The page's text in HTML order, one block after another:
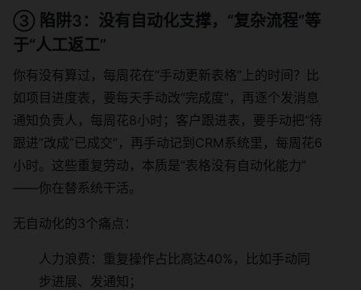
③ 陷阱3：没有自动化支撑，“复杂流程”等
于“人工返工”
你有没有算过，每周花在“手动更新表格”上的时间？比
如项目进度表，要每天手动改“完成度”，再逐个发消息
通知负责人，每周花8小时；客户跟进表，要手动把“待
跟进”改成“已成交”，再手动记到CRM系统里，每周花6
小时。这些重复劳动，本质是“表格没有自动化能力”
——你在替系统干活。
无自动化的3个痛点：
人力浪费：重复操作占比高达40%，比如手动同
步进展、发通知；